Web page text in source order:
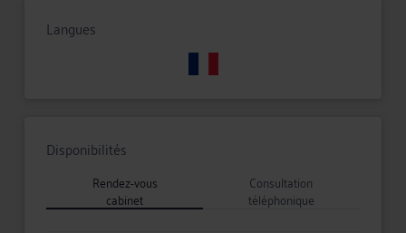
Langues
Disponibilités
Rendez-vous
cabinet
Consultation
téléphonique